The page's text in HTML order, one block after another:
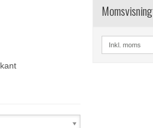
Momsvisning